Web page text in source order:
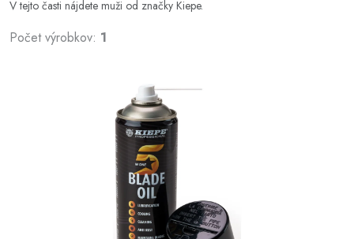
V tejto časti nájdete muži od značky Kiepe.
Počet výrobkov: 1